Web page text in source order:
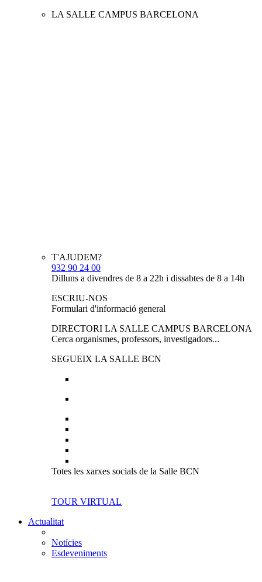
LA SALLE CAMPUS BARCELONA
T'AJUDEM?
932 90 24 00
Dilluns a divendres de 8 a 22h i dissabtes de 8 a 14h
ESCRIU-NOS
Formulari d'informació general
DIRECTORI LA SALLE CAMPUS BARCELONA
Cerca organismes, professors, investigadors...
SEGUEIX LA SALLE BCN
Totes les xarxes socials de la Salle BCN
TOUR VIRTUAL
Actualitat
Notícies
Esdeveniments